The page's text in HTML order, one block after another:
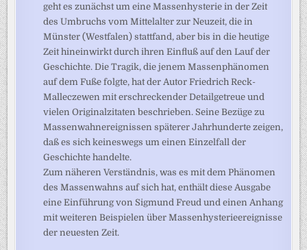
geht es zunächst um eine Massenhysterie in der Zeit
des Umbruchs vom Mittelalter zur Neuzeit, die in
Münster (Westfalen) stattfand, aber bis in die heutige
Zeit hineinwirkt durch ihren Einfluß auf den Lauf der
Geschichte. Die Tragik, die jenem Massenphänomen
auf dem Fuße folgte, hat der Autor Friedrich Reck-
Malleczewen mit erschreckender Detailgetreue und
vielen Originalzitaten beschrieben. Seine Bezüge zu
Massenwahnereignissen späterer Jahrhunderte zeigen,
daß es sich keineswegs um einen Einzelfall der
Geschichte handelte.
Zum näheren Verständnis, was es mit dem Phänomen
des Massenwahns auf sich hat, enthält diese Ausgabe
eine Einführung von Sigmund Freud und einen Anhang
mit weiteren Beispielen über Massenhysterieereignisse
der neuesten Zeit.